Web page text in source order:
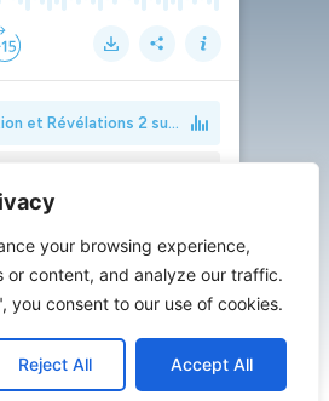
your browsing experience,
or content, and analyze our traffic.
you consent to our use of cookies.
Reject All Accept All